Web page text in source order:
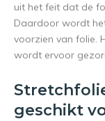
uit het feit dat de
Daardoor wordt
voorzien van folie.
wordt ervoor
geschikt